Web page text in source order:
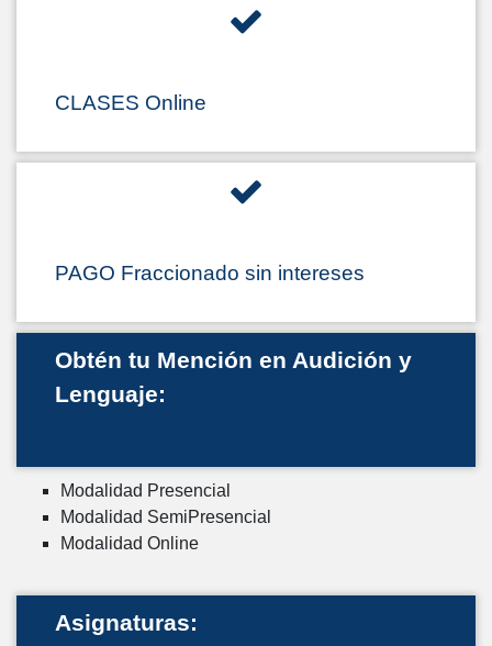
CLASES Online
PAGO Fraccionado sin intereses
Obtén tu Mención en Audición y
Lenguaje:
Modalidad Presencial
Modalidad SemiPresencial
Modalidad Online
Asignaturas: